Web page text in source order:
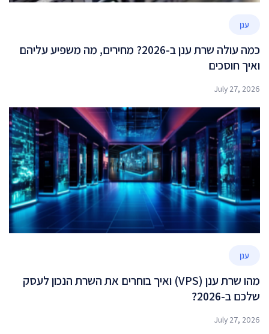
ענן
כמה עולה שרת ענן ב-2026? מחירים, מה משפיע עליהם
ואיך חוסכים
July 27, 2026
ענן
מהו שרת ענן (VPS) ואיך בוחרים את השרת הנכון לעסק
שלכם ב-2026?
July 27, 2026